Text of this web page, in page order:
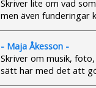
Skriver lite om vad
men även funderingar
- Maja Åkesson -
Skriver om musik,
sätt har med det att